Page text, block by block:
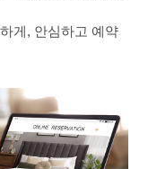
게, 안심하고 예약